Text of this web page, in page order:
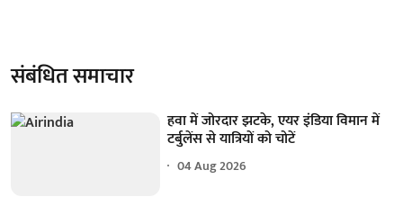
संबंधित समाचार
हवा में जोरदार झटके, एयर इंडिया विमान में
टर्बुलेंस से यात्रियों को चोटें
04 Aug 2026